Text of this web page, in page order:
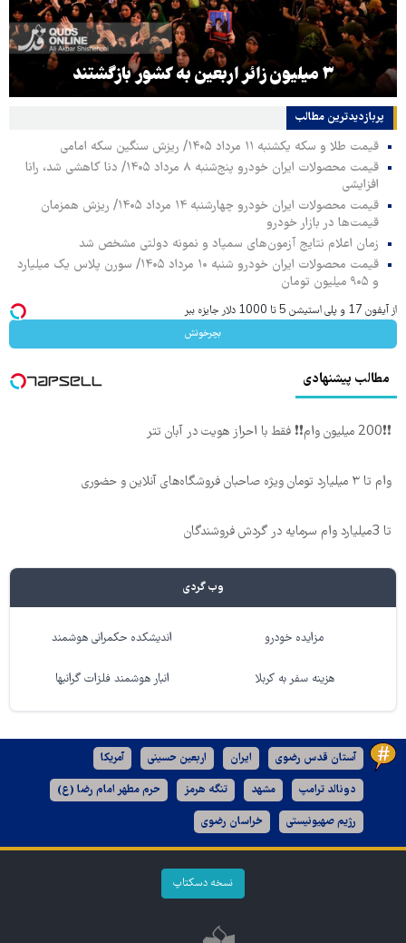
۳ میلیون زائر اربعین به کشور بازگشتند
پربازدیدترین‌ مطالب
قیمت طلا و سکه یکشنبه ۱۱ مرداد ۱۴۰۵/ ریزش سنگین سکه امامی
قیمت محصولات ایران خودرو پنج‌شنبه ۸ مرداد ۱۴۰۵/ دنا کاهشی شد، رانا
افزایشی
قیمت محصولات ایران خودرو چهارشنبه ۱۴ مرداد ۱۴۰۵/ ریزش همزمان
قیمت‌ها در بازار خودرو
زمان اعلام نتایج آزمون‌های سمپاد و نمونه دولتی مشخص شد
قیمت محصولات ایران خودرو شنبه ۱۰ مرداد ۱۴۰۵/ سورن پلاس یک میلیارد
و ۹۰۵ میلیون تومان
از آیفون 17 و پلی استیشن 5 تا 1000 دلار جایزه ببر
بچرخونش
مطالب پیشنهادی
❗❗200 میلیون وام❗❗ فقط با احراز هویت در آبان تتر
وام تا ۳ میلیارد تومان ویژه صاحبان فروشگاه‌های آنلاین و حضوری
تا 3میلیارد وام سرمایه در گردش فروشندگان
وب گردی
مزایده خودرو اندیشکده حکمرانی هوشمند
هزینه سفر به کربلا انبار هوشمند فلزات گرانبها
آستان قدس رضوی ایران اربعین حسینی آمریکا
دونالد ترامپ مشهد تنگه هرمز حرم مطهر امام رضا (ع)
رژیم صهیونیستی خراسان رضوی
نسخه دسکتاپ